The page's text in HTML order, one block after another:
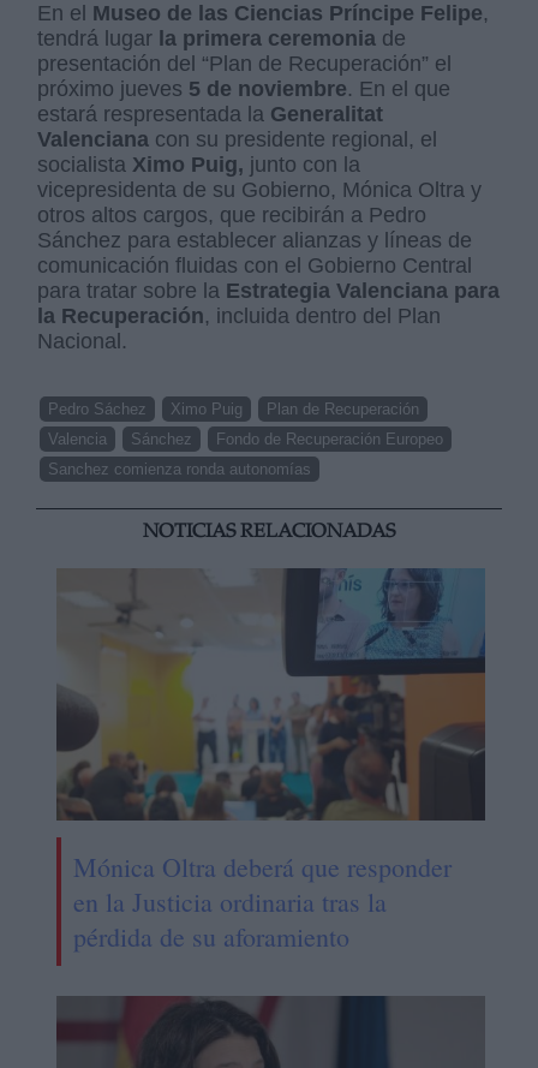
En el Museo de las Ciencias Príncipe Felipe,
tendrá lugar la primera ceremonia de
presentación del “Plan de Recuperación” el
próximo jueves 5 de noviembre. En el que
estará respresentada la Generalitat
Valenciana con su presidente regional, el
socialistaXimo Puig, junto con la
vicepresidenta de su Gobierno, Mónica Oltra y
otros altos cargos, que recibirán a Pedro
Sánchez para establecer alianzas y líneas de
comunicación fluidas con el Gobierno Central
para tratar sobre la Estrategia Valenciana para
la Recuperación, incluida dentro del Plan
Nacional.
Pedro Sáchez Ximo Puig
Plan de Recuperación
Valencia
Sánchez
Fondo de Recuperación Europeo
Sanchez comienza ronda autonomías
NOTICIAS RELACIONADAS
Mónica Oltra deberá que responder
en la Justicia ordinaria tras la
pérdida de su aforamiento